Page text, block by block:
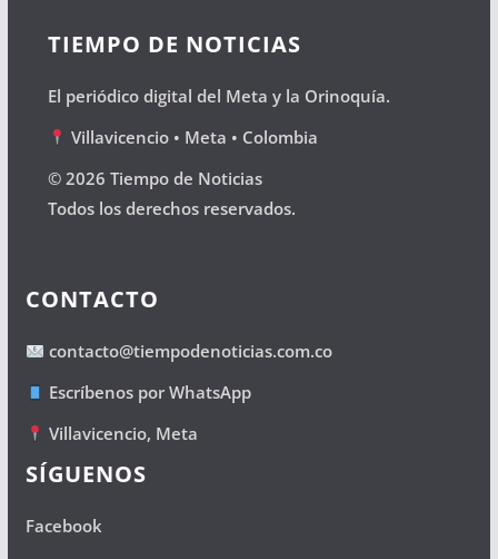
TIEMPO DE NOTICIAS
El periódico digital del Meta y la Orinoquía.
Villavicencio • Meta • Colombia
© 2026 Tiempo de Noticias
Todos los derechos reservados.
CONTACTO
contacto@tiempodenoticias.com.co
Escríbenos por WhatsApp
Villavicencio, Meta
SÍGUENOS
Facebook